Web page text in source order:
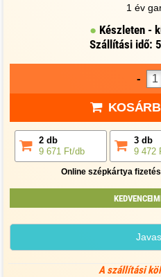
1 év
Készleten -
Szállítási idő:
-
2 db
9 671 Ft/db
3 db
9 472
Online szépkártya
A szállítási